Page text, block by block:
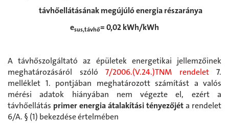
távhőellátásának megújúló energia részaránya
esus,távhő= 0,02 kWh/kWh
A távhőszolgáltató az épületek energetikai jellemzőinek
meghatározásáról szóló 7/2006.(V.24.)TNM rendelet7.
melléklet 1. pontjában meghatározott számítást a valós
mérési adatok hiányában nem végezte el, ezért a
távhőellátás primer energia átalakítási tényezőjéta rendelet
6/A. § (1) bekezdése értelmében